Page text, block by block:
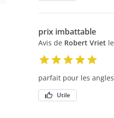
prix imbattable
Avis de Robert Vriet le
parfait pour les angles
Utile